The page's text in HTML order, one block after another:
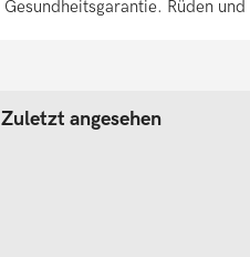
Gesundheitsgarantie. Rüden
Zuletzt angesehen